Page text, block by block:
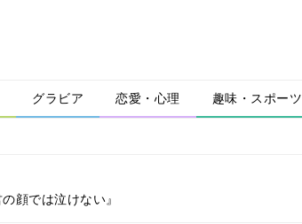
グラビア 恋愛・心理 趣味・スポーツ
顔では泣けない』